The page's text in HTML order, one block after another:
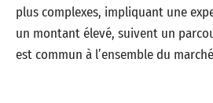
plus complexes, impliquant une
un montant élevé, suivent un
est commun à l’ensemble du